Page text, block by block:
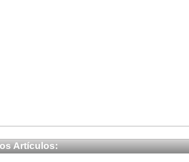
Artículos: